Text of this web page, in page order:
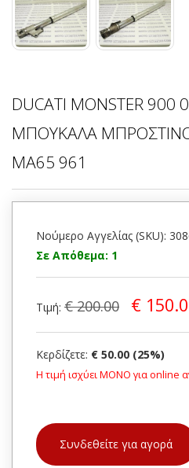
DUCATI MONSTER 900
ΜΠΟΥΚΑΛΑ
MA65 961
Νούμερο Αγγελίας (SKU):
Σε Απόθεμα: 1
Τιμή: € 200.00 €
Κερδίζετε: € 50.00 (25%)
Η τιμή ισχύει ΜΟΝΟ για online
Συνδεθείτε για αγορά